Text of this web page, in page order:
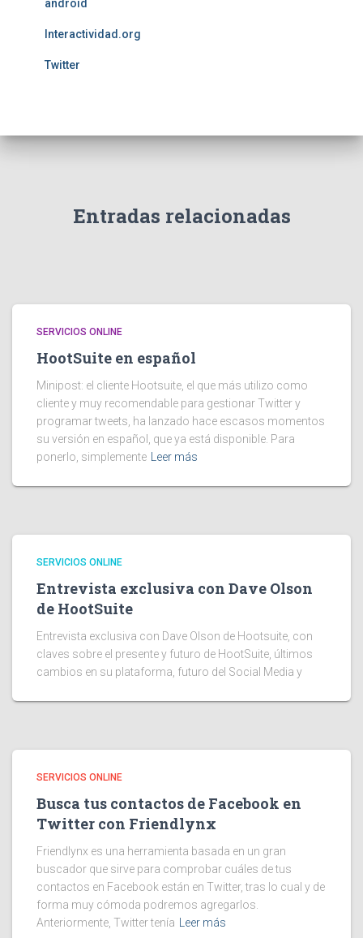
android
Interactividad.org
Twitter
Entradas relacionadas
SERVICIOS ONLINE
HootSuite en español
Minipost: el cliente Hootsuite, el que más utilizo como
cliente y muy recomendable para gestionar Twitter y
programar tweets, ha lanzado hace escasos momentos
su versión en español, que ya está disponible. Para
ponerlo, simplemente
Leer más
SERVICIOS ONLINE
Entrevista exclusiva con Dave Olson
de HootSuite
Entrevista exclusiva con Dave Olson de Hootsuite, con
claves sobre el presente y futuro de HootSuite, últimos
cambios en su plataforma, futuro del Social Media y
SERVICIOS ONLINE
Busca tus contactos de Facebook en
Twitter con Friendlynx
Friendlynx es una herramienta basada en un gran
buscador que sirve para comprobar cuáles de tus
contactos en Facebook están en Twitter, tras lo cual y de
forma muy cómoda podremos agregarlos.
Anteriormente, Twitter tenía
Leer más